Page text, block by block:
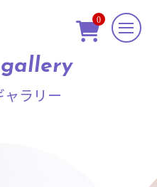
ラリー

0